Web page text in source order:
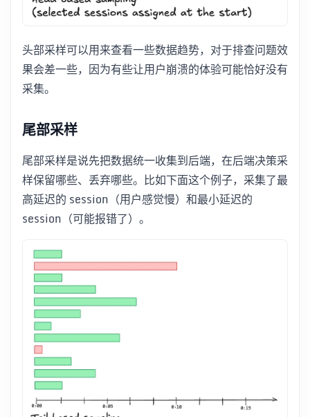
头部采样可以用来查看一些数据趋势，对于排查问题效
果会差一些，因为有些让用户崩溃的体验可能恰好没有
采集。
尾部采样
尾部采样是说先把数据统一收集到后端，在后端决策采
样保留哪些、丢弃哪些。比如下面这个例子，采集了最
高延迟的 session（用户感觉慢）和最小延迟的
session（可能报错了）。